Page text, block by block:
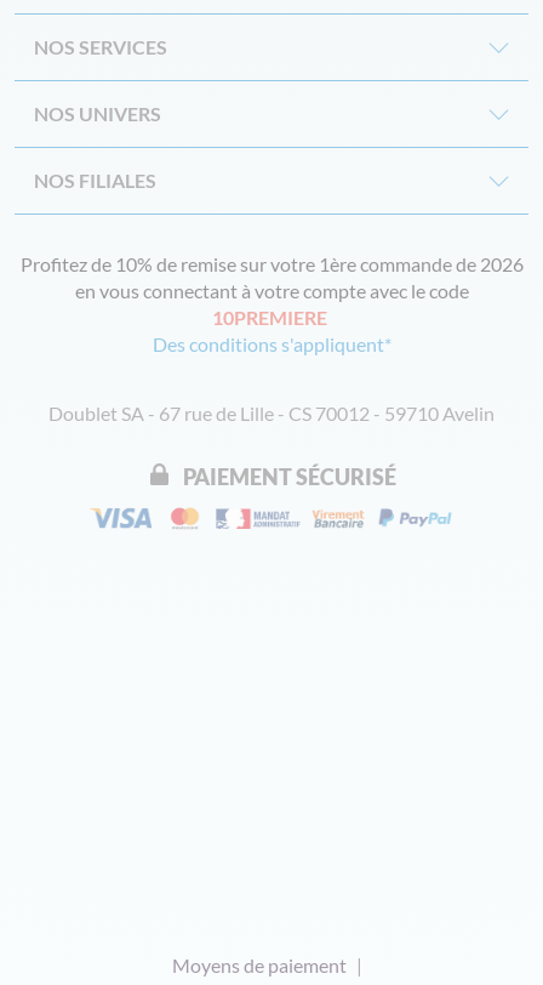
NOS SERVICES
NOS UNIVERS
NOS FILIALES
Profitez de 10% de remise sur votre 1ère commande de 2026
en vous connectant à votre compte avec le code
10PREMIERE
Des conditions s'appliquent*
Doublet SA - 67 rue de Lille - CS 70012 - 59710 Avelin
PAIEMENT SÉCURISÉ
Moyens de paiement